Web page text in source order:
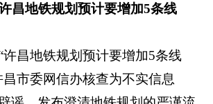
昌地铁规划预计要增加5条线
许昌地铁规划预计要增加5条线
昌市委网信办核查为不实信息